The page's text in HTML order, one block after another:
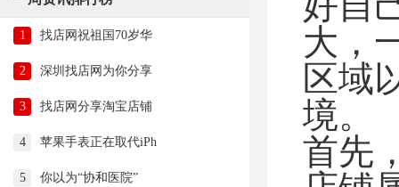
1 找店网祝祖国70岁华
2 深圳找店网为你分享
3 找店网分享淘宝店铺
4 苹果手表正在取代iPh
5 你以为“协和医院”
大，
区域
境。
首先